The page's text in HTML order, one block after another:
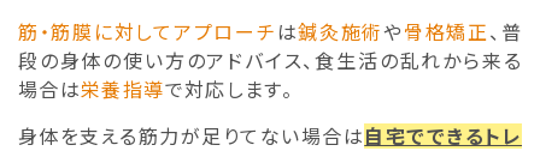
筋・筋膜に対してアプローチは鍼灸施術や骨格矯正、普
段の身体の使い方のアドバイス、食生活の乱れから来る
場合は栄養指導で対応します。
身体を支える筋力が足りてない場合は自宅でできるトレ